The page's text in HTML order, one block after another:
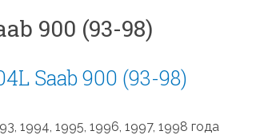
900 (93-98)
Saab 900 (93-98)
1994, 1995, 1996, 1997, 1998 года